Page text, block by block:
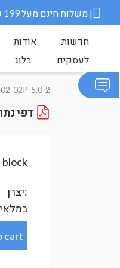
משלוח חינם מעל 199 ש״ח והזמנה בתיאום מראש ||| מס' ספק משרד הבטחון 11006845 |
אודות
חדשות
בלוג
לעסקים
02P-5.0-2
block
יצרן:
במלאי